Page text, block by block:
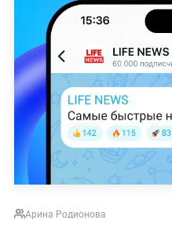
Арина Родионова